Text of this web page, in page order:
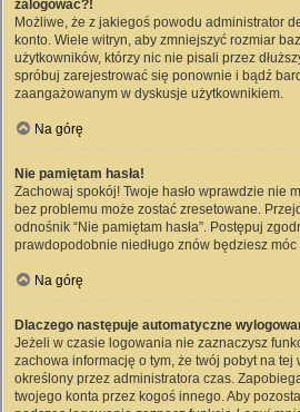
zalogować?!
Możliwe, że z jakiegoś powodu administrator
konto. Wiele witryn, aby zmniejszyć rozmiar
użytkowników, którzy nic nie pisali przez
spróbuj zarejestrować się ponownie i bądź
zaangażowanym w dyskusje użytkownikiem.
Na górę
Nie pamiętam hasła!
Zachowaj spokój! Twoje hasło wprawdzie nie
bez problemu może zostać zresetowane.
odnośnik “Nie pamiętam hasła”. Postępuj
prawdopodobnie niedługo znów będziesz
Na górę
Dlaczego następuje automatyczne
Jeżeli w czasie logowania nie zaznaczysz
zachowa informację o tym, że twój pobyt na tej
określony przez administratora czas.
twojego konta przez kogoś innego. Aby